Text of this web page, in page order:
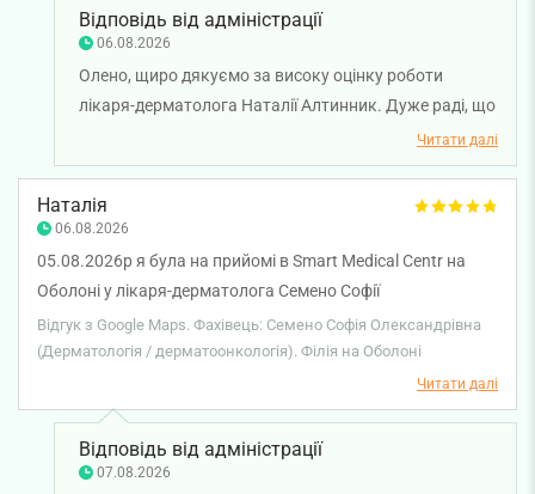
лікаря всім, хто шукає компетентного спеціаліста, який
дійсно допомагає знайти причину проблеми та підібрати
правильне лікування.
Відповідь від адміністрації
06.08.2026
Олено, щиро дякуємо за високу оцінку роботи
лікаря-дерматолога Наталії Алтинник. Дуже раді, що
уважний підхід лікарки допоміг нарешті визначити
причину вашого стану, отримати зрозумілі
пояснення й правильно підібране лікування.
Бажаємо вам міцного здоров’я!
Читати далі
Наталія
06.08.2026
05.08.2026р я була на прийомі в Smart Medical Centr на
Оболоні у лікаря-дерматолога Семено Софії
Олександрівни. Хочу виразити лікарю слова вдячності за
її професіоналізм, уважність, вміння вислухати хворого.
адміністратором . Щиро всім дякую
Відгук з Google Maps. Фахівець: Семено Софія Олександрівна
(Дерматологія / дерматоонкологія). Філія на Оболоні
Читати далі
Відповідь від адміністрації
07.08.2026